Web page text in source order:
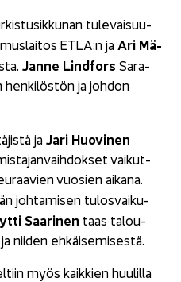
tu­le­vai­suu­
ETLA:n ja Ari Mä­
Janne Lind­fors Sa­ra­
ja joh­don
ja Jari Huo­vi­nen
vai­kut­
vuo­sien ai­ka­na.
joh­ta­mi­sen tu­los­vai­ku­
Saa­ri­nen taas ta­lou­
nii­den eh­käi­se­mi­ses­tä.
myös kaik­kien huu­lil­la